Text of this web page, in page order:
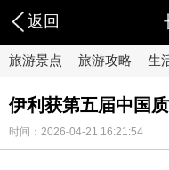
返回
旅游景点 旅游攻略 生
伊利获第五届中国
时间：2026-04-21 16:21:54